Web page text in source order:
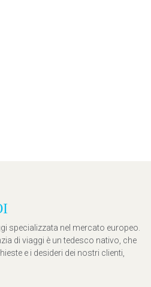
specializzata nel mercato europeo.
di viaggi è un tedesco nativo, che
e i desideri dei nostri clienti,